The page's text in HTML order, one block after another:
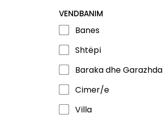
VENDBANIM
Banes
Shtëpi
Baraka dhe Garazhda
Cimer/e
Villa